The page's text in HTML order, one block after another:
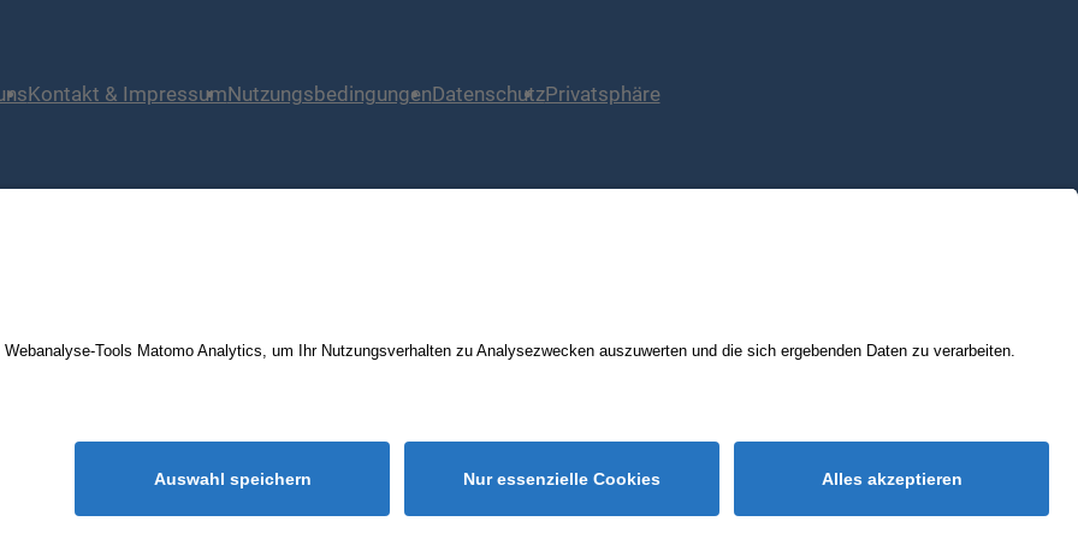
Kontakt & ImpressumNutzungsbedingungenDatenschutzPrivatsphäre